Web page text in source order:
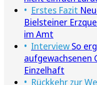
Erstes Fazit
Bielsteiner
im Amt
Interview So
aufgewachsenen
Einzelhaft
Rückkehr zur